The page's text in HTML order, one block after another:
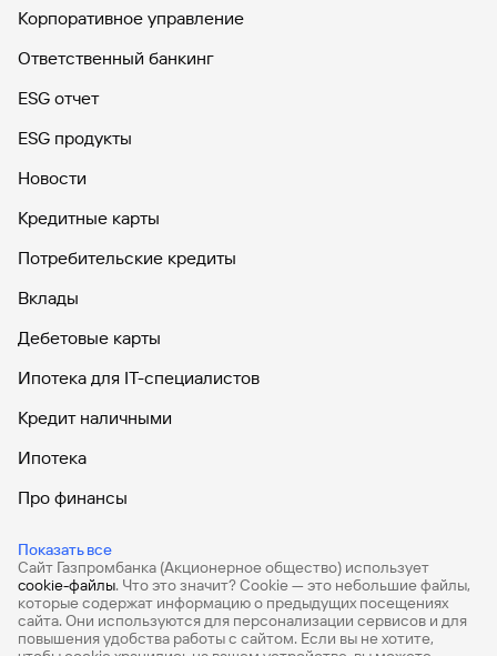
Корпоративное управление
Ответственный банкинг
ESG отчет
ESG продукты
Новости
Кредитные карты
Потребительские кредиты
Вклады
Дебетовые карты
Ипотека для IT-специалистов
Кредит наличными
Ипотека
Про финансы
Показать все
Ипотечный калькулятор
Кредитный калькулятор
Сайт Газпромбанка (Акционерное общество) использует
cookie-файлы. Что это значит? Сookie — это небольшие файлы,
которые содержат информацию о предыдущих посещениях
сайта. Они используются для персонализации сервисов и для
повышения удобства работы с сайтом. Если вы не хотите,